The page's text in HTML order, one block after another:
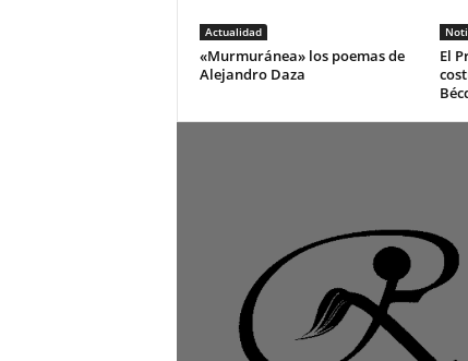
Actualidad
«Murmuránea» los poemas de
Alejandro Daza
El